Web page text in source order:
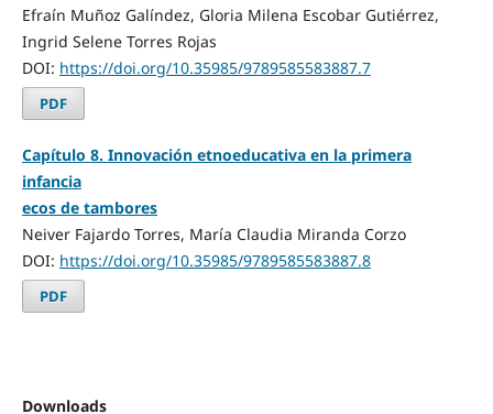
Efraín Muñoz Galíndez, Gloria Milena Escobar Gutiérrez,
Ingrid Selene Torres Rojas
DOI: https://doi.org/10.35985/9789585583887.7
PDF
Capítulo 8. Innovación etnoeducativa en la primera
infancia
ecos de tambores
Neiver Fajardo Torres, María Claudia Miranda Corzo
DOI: https://doi.org/10.35985/9789585583887.8
PDF
Downloads